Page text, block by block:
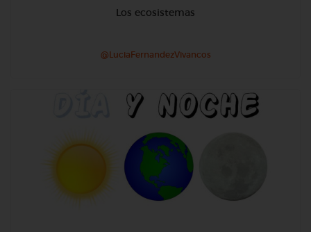
Los ecosistemas
@LuciaFernandezVivancos